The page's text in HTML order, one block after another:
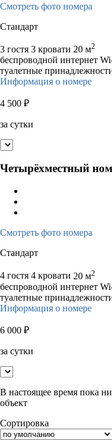
Смотреть фото номера
Стандарт
3 гостя 3 кровати 20 м2
беспроводной интернет
туалетные
Информация о номере
4 500 ₽
за сутки
Четырёхместный
Смотреть фото номера
Стандарт
4 гостя 4 кровати 20 м2
беспроводной интернет
туалетные
Информация о номере
6 000 ₽
за сутки
В настоящее время пока
объект
Сортировка